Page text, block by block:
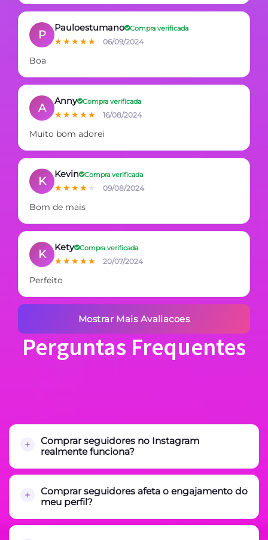
P
Pauloestumano Compra verificada
★★★★★ 06/09/2024
Boa
A
Anny Compra verificada
★★★★★ 16/08/2024
Muito bom adorei
K
Kevin Compra verificada
★★★★ ★ 09/08/2024
Bom de mais
K
Kety Compra verificada
★★★★★ 20/07/2024
Perfeito
Mostrar Mais Avaliacoes
Perguntas Frequentes
Comprar seguidores no Instagram
realmente funciona?
Comprar seguidores afeta o engajamento do
meu perfil?